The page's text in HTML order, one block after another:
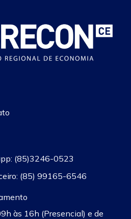
(85)3246-0523
(85) 99165-6546
às 16h (Presencial) e de